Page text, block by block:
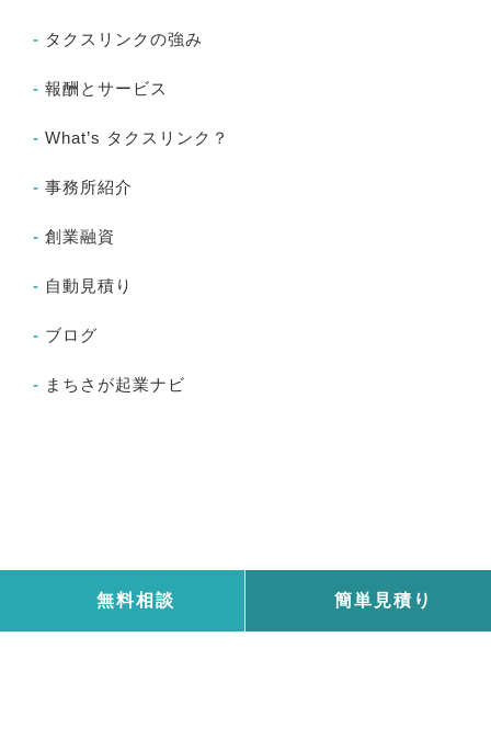
タクスリンクの強み
報酬とサービス
What’s タクスリンク？
事務所紹介
創業融資
自動見積り
ブログ
まちさが起業ナビ
無料相談 簡単見積り